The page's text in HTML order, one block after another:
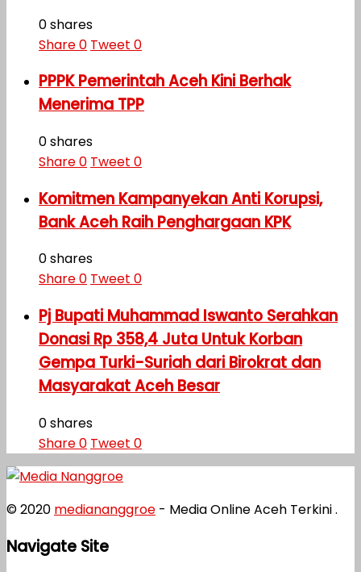
0 shares
Share0 Tweet 0
PPPK Pemerintah Aceh Kini Berhak
Menerima TPP
0 shares
Share0 Tweet 0
Komitmen Kampanyekan Anti Korupsi,
Bank Aceh Raih Penghargaan KPK
0 shares
Share0 Tweet 0
Pj Bupati Muhammad Iswanto Serahkan
Donasi Rp 358,4 Juta Untuk Korban
Gempa Turki-Suriah dari Birokrat dan
Masyarakat Aceh Besar
0 shares
Share0 Tweet 0
© 2020 mediananggroe - Media Online Aceh Terkini .
Navigate Site